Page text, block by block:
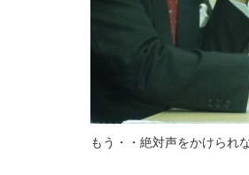
もう・・絶対声をかけられ